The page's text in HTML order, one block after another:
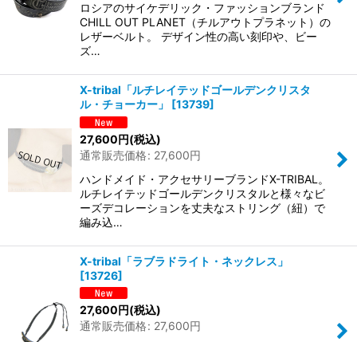
ロシアのサイケデリック・ファッションブランド
CHILL OUT PLANET（チルアウトプラネット）の
レザーベルト。 デザイン性の高い刻印や、ビー
ズ…
X-tribal「ルチレイテッドゴールデンクリスタ
ル・チョーカー」
[13739]
27,600円(税込)
通常販売価格: 27,600円
ハンドメイド・アクセサリーブランドX-TRIBAL。
ルチレイテッドゴールデンクリスタルと様々なビ
ーズデコレーションを丈夫なストリング（紐）で
編み込…
X-tribal「ラブラドライト・ネックレス」
[13726]
27,600円(税込)
通常販売価格: 27,600円